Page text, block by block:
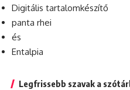
Digitális tartalomkészítő
panta rhei
és
Entalpia
Legfrissebb szavak a